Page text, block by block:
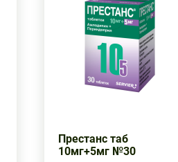
Престанс таб
10мг+5мг №30